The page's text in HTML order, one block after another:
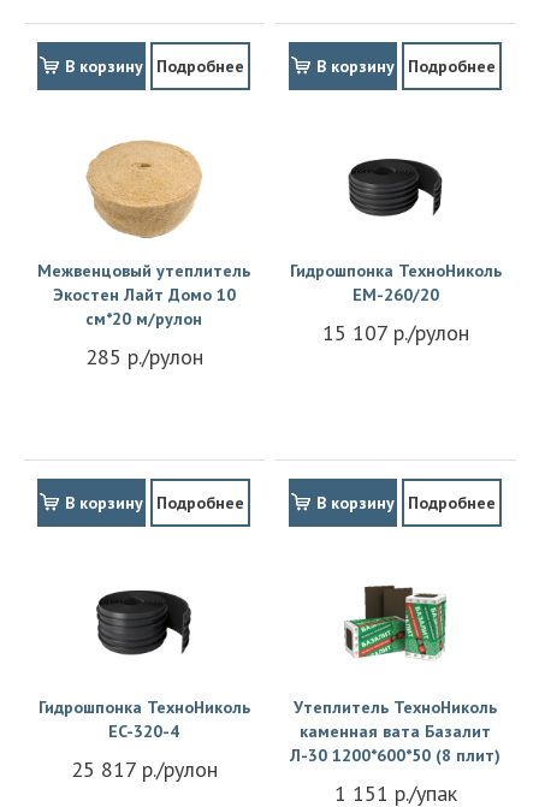
В корзину Подробнее В корзину Подробнее
Межвенцовый утеплитель
Экостен Лайт Домо 10
см*20 м/рулон
285 р./рулон
В корзину Подробнее
Гидрошпонка ТехноНиколь
EM-260/20
15 107 р./рулон
В корзину Подробнее
Гидрошпонка ТехноНиколь
EC-320-4
25 817 р./рулон
Утеплитель ТехноНиколь
каменная вата Базалит
Л-30 1200*600*50 (8 плит)
1 151 р./упак